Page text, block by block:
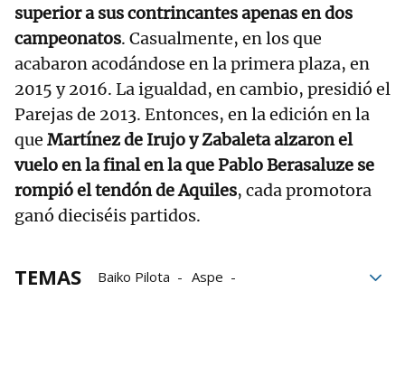
superior a sus contrincantes apenas en dos
campeonatos. Casualmente, en los que
acabaron acodándose en la primera plaza, en
2015 y 2016. La igualdad, en cambio, presidió el
Parejas de 2013. Entonces, en la edición en la
que Martínez de Irujo y Zabaleta alzaron el
vuelo en la final en la que Pablo Berasaluze se
rompió el tendón de Aquiles, cada promotora
ganó dieciséis partidos.
TEMAS Baiko Pilota
Aspe